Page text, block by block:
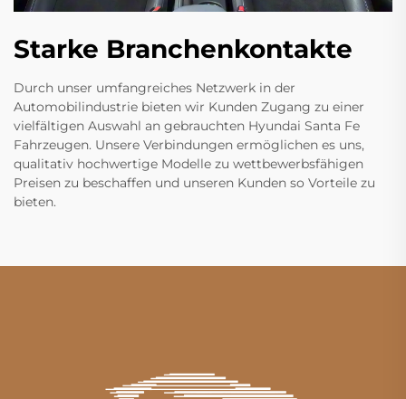
Starke Branchenkontakte
Durch unser umfangreiches Netzwerk in der
Automobilindustrie bieten wir Kunden Zugang zu einer
vielfältigen Auswahl an gebrauchten Hyundai Santa Fe
Fahrzeugen. Unsere Verbindungen ermöglichen es uns,
qualitativ hochwertige Modelle zu wettbewerbsfähigen
Preisen zu beschaffen und unseren Kunden so Vorteile zu
bieten.